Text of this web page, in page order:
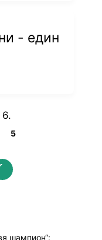
- един
5
шампион“: